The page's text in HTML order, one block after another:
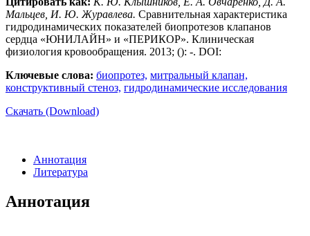
Мальцев, И. Ю. Журавлева. Сравнительная характеристика
гидродинамических показателей биопротезов клапанов
сердца «ЮНИЛАЙН» и «ПЕРИКОР». Клиническая
физиология кровообращения. 2013; (): -. DOI:
Ключевые слова: биопротез, митральный клапан,
конструктивный стеноз, гидродинамические исследования
Скачать (Download)
Аннотация
Литература
Аннотация